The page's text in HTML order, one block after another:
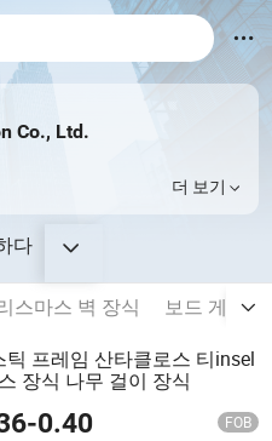
Co., Ltd.
더 보기
다
스마스 벽 장식 보드 게임
틱 프레임 산타클로스 티insel
장식 나무 걸이 장식
-0.40 FOB